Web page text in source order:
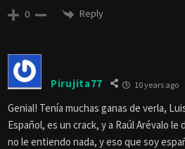
0 Reply
Pirujita77 10 years ago
Genial! Tenía muchas ganas de verla,
Español, es un crack, y a Raúl Arévalo
no le entiendo nada, y eso que soy